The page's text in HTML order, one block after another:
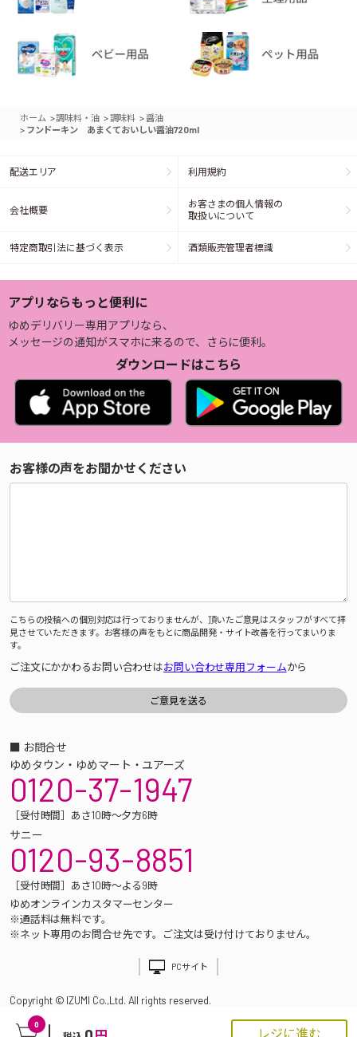
0
レジに進む
ホーム >調味料・油 >調味料 >醤油
> フンドーキン あまくておいしい醤油720ml
配送エリア 利用規約
会社概要
お客さまの個人情報の
取扱いについて
特定商取引法に基づく表示 酒類販売管理者標識
アプリならもっと便利に
ゆめデリバリー専用アプリなら、
メッセージの通知がスマホに来るので、さらに便利。
ダウンロードはこちら
お客様の声をお聞かせください
こちらの投稿への個別対応は行っておりませんが、頂いたご意見はスタッフがすべて拝
見させていただきます。お客様の声をもとに商品開発・サイト改善を行ってまいりま
す。
ご注文にかかわるお問い合わせはお問い合わせ専用フォームから
■ お問合せ
ゆめタウン・ゆめマート・ユアーズ
0120-37-1947
［受付時間］あさ10時～夕方6時
サニー
0120-93-8851
［受付時間］あさ10時～よる9時
ゆめオンラインカスタマーセンター
※通話料は無料です。
※ネット専用のお問合せ先です。ご注文は受け付けておりません。
PCサイト
Copyright © IZUMI Co.,Ltd. All rights reserved.